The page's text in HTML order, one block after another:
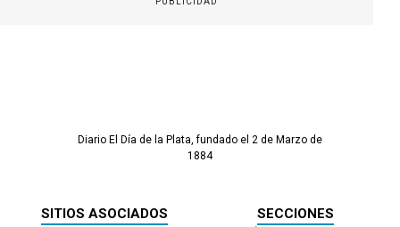
Diario El Día de la Plata, fundado el 2 de Marzo de
1884
SITIOS ASOCIADOS SECCIONES